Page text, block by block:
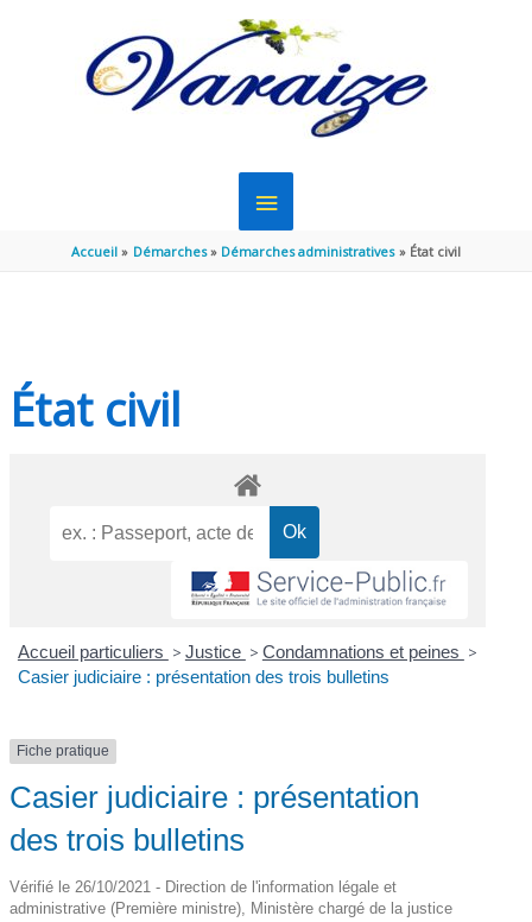
MENU
PRINCIPAL
Accueil Démarches Démarches administratives État civil
État civil
Accueil particuliers > Justice > Condamnations et peines >
Casier judiciaire : présentation des trois bulletins
Fiche pratique
Casier judiciaire : présentation
des trois bulletins
Vérifié le 26/10/2021 - Direction de l'information légale et
administrative (Première ministre), Ministère chargé de la justice